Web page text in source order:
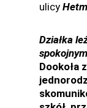
ulicy
Działka
Dookoła